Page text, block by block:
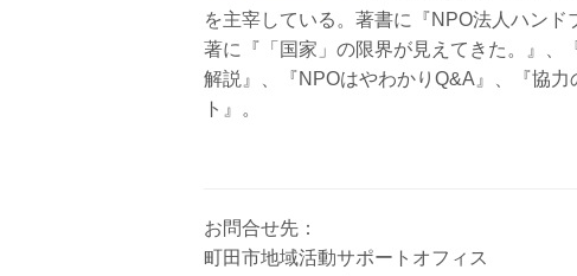
を主宰している。著書に『NPO法人ハン
著に『「国家」の限界が見えてきた。』
解説』、『NPOはやわかりQ&A』、『協力
ト』。
お問合せ先：
町田市地域活動サポートオフィス